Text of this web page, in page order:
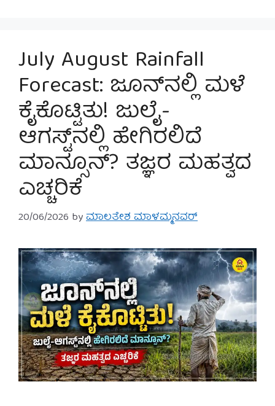
July August Rainfall
Forecast: ಜೂನ್‌ನಲ್ಲಿ ಮಳೆ
ಕೈಕೊಟ್ಟಿತು! ಜುಲೈ-
ಆಗಸ್ಟ್‌ನಲ್ಲಿ ಹೇಗಿರಲಿದೆ
ಮಾನ್ಸೂನ್? ತಜ್ಞರ ಮಹತ್ವದ
ಎಚ್ಚರಿಕೆ
20/06/2026 byಮಾಲತೇಶ ಮಾಳಮ್ಮನವರ್